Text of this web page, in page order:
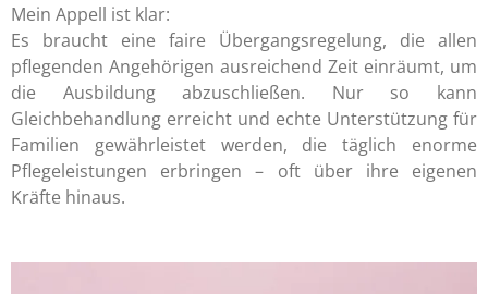
Mein Appell ist klar:
Es braucht eine faire Übergangsregelung, die allen
pflegenden Angehörigen ausreichend Zeit einräumt, um
die Ausbildung abzuschließen. Nur so kann
Gleichbehandlung erreicht und echte Unterstützung für
Familien gewährleistet werden, die täglich enorme
Pflegeleistungen erbringen – oft über ihre eigenen
Kräfte hinaus.